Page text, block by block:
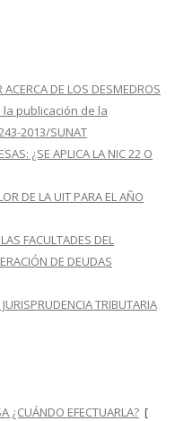
DE LOS DESMEDROS
la publicación de la
2013/SUNAT
¿SE APLICA LA NIC 22 O
DE LA UIT PARA EL AÑO
FACULTADES DEL
DE DEUDAS
TRIBUTARIA
¿CUÁNDO EFECTUARLA? [